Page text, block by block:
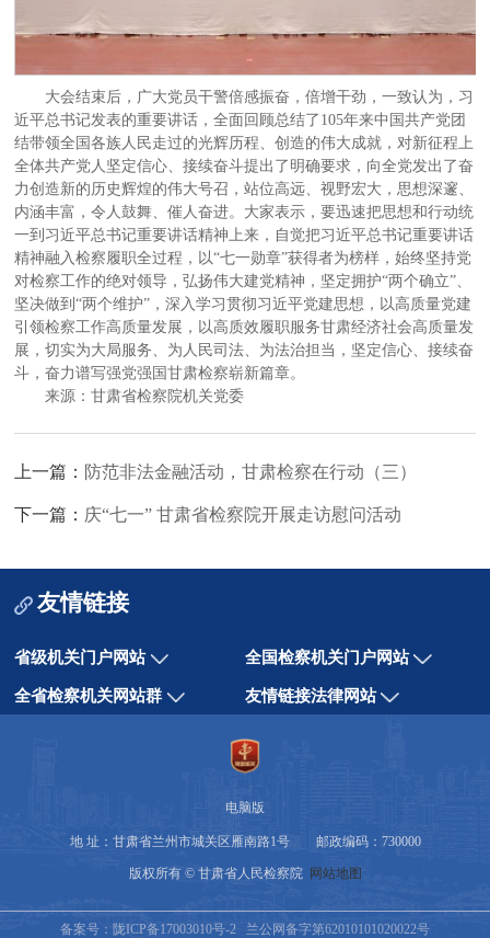
大会结束后，广大党员干警倍感振奋，倍增干劲，一致认为，习
近平总书记发表的重要讲话，全面回顾总结了105年来中国共产党团
结带领全国各族人民走过的光辉历程、创造的伟大成就，对新征程上
全体共产党人坚定信心、接续奋斗提出了明确要求，向全党发出了奋
力创造新的历史辉煌的伟大号召，站位高远、视野宏大，思想深邃、
内涵丰富，令人鼓舞、催人奋进。大家表示，要迅速把思想和行动统
一到习近平总书记重要讲话精神上来，自觉把习近平总书记重要讲话
精神融入检察履职全过程，以“七一勋章”获得者为榜样，始终坚持党
对检察工作的绝对领导，弘扬伟大建党精神，坚定拥护“两个确立”、
坚决做到“两个维护”，深入学习贯彻习近平党建思想，以高质量党建
引领检察工作高质量发展，以高质效履职服务甘肃经济社会高质量发
展，切实为大局服务、为人民司法、为法治担当，坚定信心、接续奋
斗，奋力谱写强党强国甘肃检察崭新篇章。
来源：甘肃省检察院机关党委
上一篇： 防范非法金融活动，甘肃检察在行动（三）
下一篇： 庆“七一” 甘肃省检察院开展走访慰问活动
友情链接
省级机关门户网站 全国检察机关门户网站
全省检察机关网站群 友情链接法律网站
电脑版
地 址：甘肃省兰州市城关区雁南路1号 邮政编码：730000
版权所有 © 甘肃省人民检察院 网站地图
备案号：陇ICP备17003010号-2 兰公网备字第62010101020022号